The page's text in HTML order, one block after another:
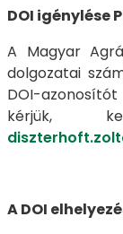
DOI igénylése
A Magyar
dolgozatai
DOI-
kérjük,
A DOI